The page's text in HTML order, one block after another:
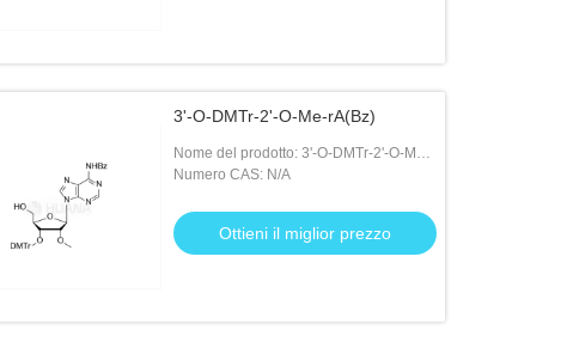
3'-O-DMTr-2'-O-Me-rA(Bz)
Nome del prodotto: 3'-O-DMTr-2'-O-Me-
rA(Bz)
Numero CAS: N/A
Ottieni il miglior prezzo